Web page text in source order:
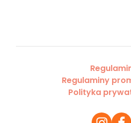
Regulaminy
Polityka